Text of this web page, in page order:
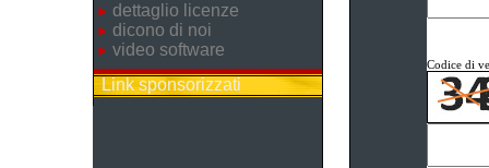
dettaglio licenze
dicono di noi
video software
Link sponsorizzati
Codice di